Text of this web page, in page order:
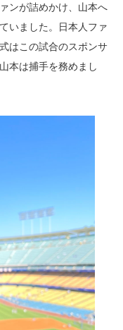
ンが詰めかけ、山本へ
いました。日本人ファ
はこの試合のスポンサ
本は捕手を務めまし